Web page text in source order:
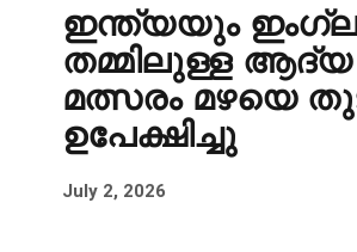
ഇന്ത്യയും
തമ്മിലുള്ള ആദ്യ
മത്സരം മഴയെ
ഉപേക്ഷിച്ചു
July 2, 2026